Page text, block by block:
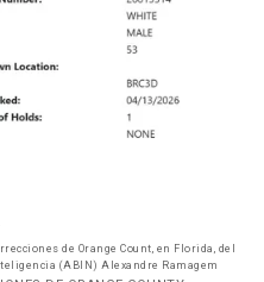
de Orange Count, en Florida, del
(ABIN) Alexandre Ramagem